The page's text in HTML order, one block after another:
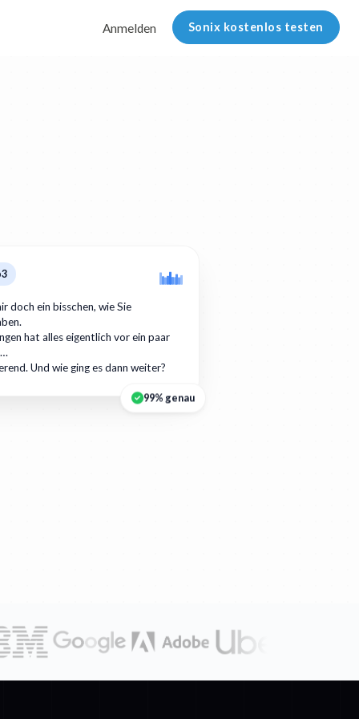
Anmelden Sonix kostenlos testen
doch ein bisschen, wie Sie
hat alles eigentlich vor ein paar
Und wie ging es dann weiter?
99% genau